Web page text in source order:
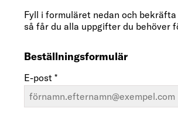
Fyll i formuläret nedan och
så får du alla uppgifter du behöver
Beställningsformulär
E-post *